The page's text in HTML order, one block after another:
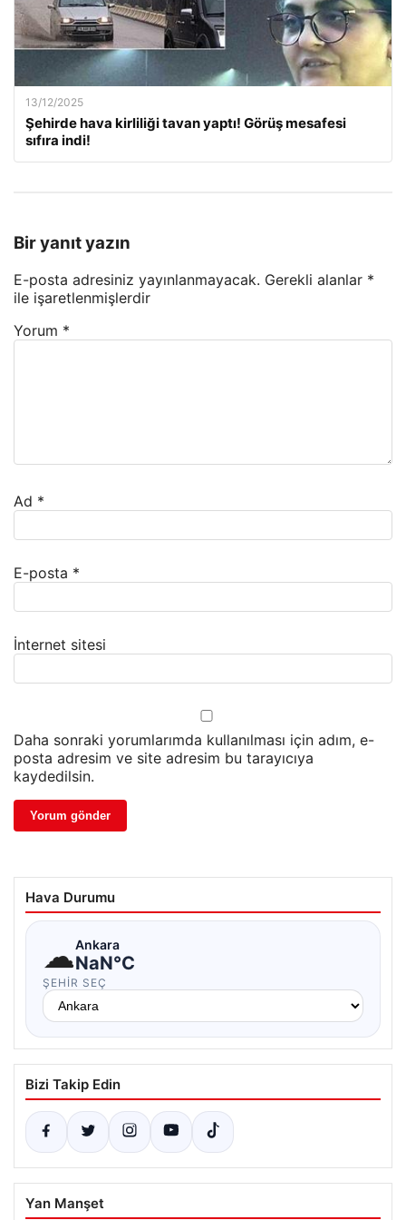
13/12/2025
Şehirde hava kirliliği tavan yaptı! Görüş mesafesi
sıfıra indi!
Bir yanıt yazın
E-posta adresiniz yayınlanmayacak. Gerekli alanlar *
ile işaretlenmişlerdir
Yorum *
Ad *
E-posta *
İnternet sitesi
Daha sonraki yorumlarımda kullanılması için adım, e-
posta adresim ve site adresim bu tarayıcıya
kaydedilsin.
Hava Durumu
☁Ankara
NaN°C
ŞEHIR SEÇ
Bizi Takip Edin
Yan Manşet